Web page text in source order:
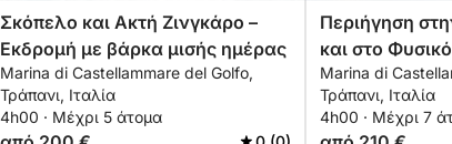
Σκόπελο και Ακτή Ζινγκάρο –
Εκδρομή με βάρκα μισής ημέρας
Marina di Castellammare del Golfo,
Τράπανι, Ιταλία
4h00 · Μέχρι 5 άτομα
Περιήγηση
και στο
Zingaro
Marina di
Τράπανι, Ιταλία
4h00 · Μέχρι 7